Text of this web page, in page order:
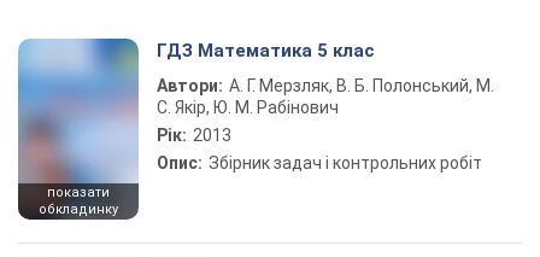
показати
обкладинку
ГДЗ Математика 5 клас
Автори: А. Г. Мерзляк, В. Б. Полонський, М.
С. Якір, Ю. М. Рабінович
Рік: 2013
Опис: Збірник задач і контрольних робіт